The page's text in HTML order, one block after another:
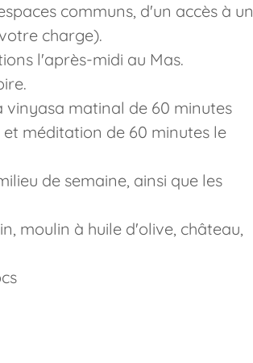
communs, d'un accès à un
charge).
l'après-midi au Mas.
vinyasa matinal de 60 minutes
méditation de 60 minutes le
de semaine, ainsi que les
moulin à huile d'olive, château,